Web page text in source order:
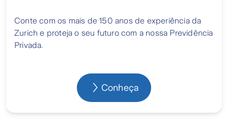
Conte com os mais de 150 anos de experiência da
Zurich e proteja o seu futuro com a nossa Previdência
Privada.
Conheça